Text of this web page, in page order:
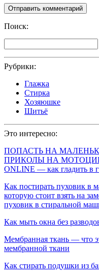
Поиск:
Рубрики:
Глажка
Стирка
Хозяюшке
Шитьё
Это интересно:
ПОПАСТЬ НА
ПРИКОЛЫ НА
ONLINE — как гладить в
Как постирать пуховик в
которую стоит взять на
пуховик в стиральной
Как мыть окна без
Мембранная ткань — что
мембранной ткани
Как стирать подушки из